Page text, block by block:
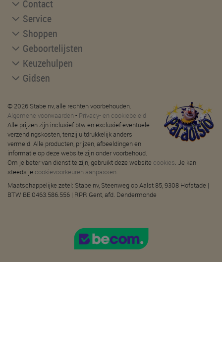
Contact
Service
Shoppen
Geboortelijsten
Keuzehulpen
Gidsen
© 2026 Stabe nv, alle rechten voorbehouden.
Algemene voorwaarden - Privacy- en cookiebeleid
Alle prijzen zijn inclusief btw en exclusief eventuele
verzendingskosten, tenzij uitdrukkelijk anders
vermeld. Alle producten, prijzen, afbeeldingen en
informatie op deze website zijn onder voorbehoud.
Om je beter van dienst te zijn, gebruikt deze website cookies. Je kan
steeds je cookievoorkeuren aanpassen.
Maatschappelijke zetel: Stabe nv, Steenweg op Aalst 85, 9308 Hofstade |
BTW BE 0463.586.556 | RPR Gent, afd. Dendermonde